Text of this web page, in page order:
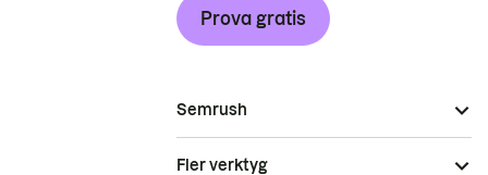
Prova gratis
Semrush
Fler verktyg